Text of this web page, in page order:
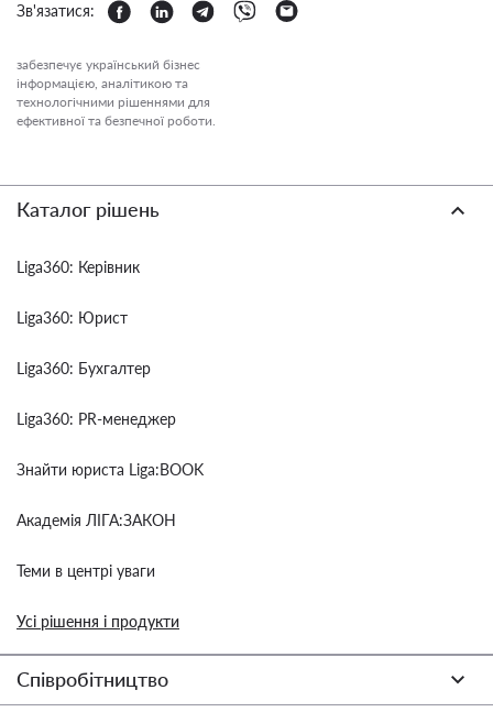
Зв'язатися:
забезпечує український бізнес
інформацією, аналітикою та
технологічними рішеннями для
ефективної та безпечної роботи.
Каталог рішень
Liga360: Керівник
Liga360: Юрист
Liga360: Бухгалтер
Liga360: PR-менеджер
Знайти юриста Liga:BOOK
Академія ЛІГА:ЗАКОН
Теми в центрі уваги
Усі рішення і продукти
Співробітництво